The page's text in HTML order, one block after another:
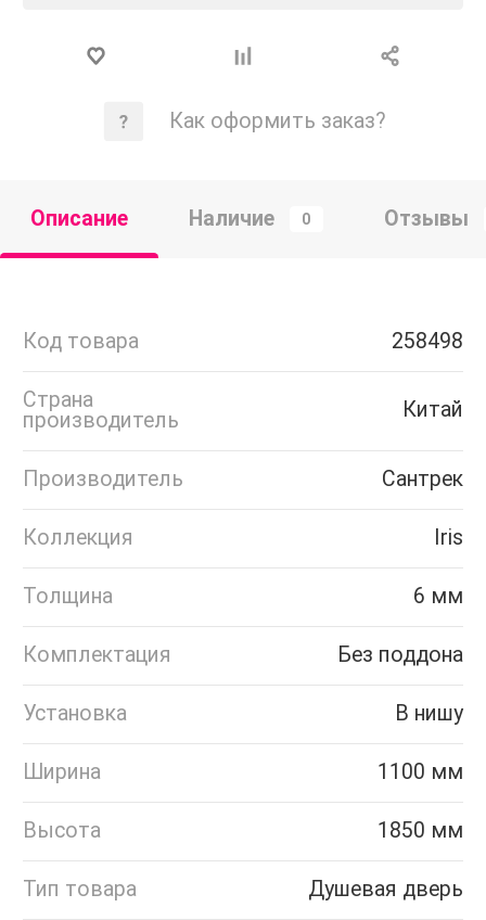
Как оформить заказ?
Описание Наличие 0 Отзывы
Код товара 258498
Страна
производитель
Китай
Производитель Сантрек
Коллекция Iris
Толщина 6 мм
Комплектация Без поддона
Установка В нишу
Ширина 1100 мм
Высота 1850 мм
Тип товара Душевая дверь